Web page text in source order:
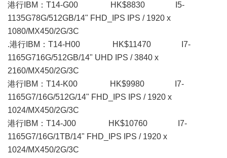
港行IBM：T14-G00 HK$8830 I5-
1135G78G/512GB/14" FHD_IPS IPS / 1920 x
1080/MX450/2G/3C
.港行IBM：T14-H00 HK$11470 I7-
1165G716G/512GB/14" UHD IPS / 3840 x
2160/MX450/2G/3C
港行IBM：T14-K00 HK$9980 I7-
1165G7/16G/512G/14" FHD_IPS IPS / 1920 x
1024/MX450/2G/3C
港行IBM：T14-J00 HK$10760 I7-
1165G7/16G/1TB/14" FHD_IPS IPS / 1920 x
1024/MX450/2G/3C